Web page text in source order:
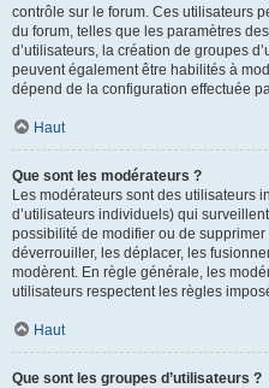
contrôle sur le forum. Ces utilisateurs
du forum, telles que les paramètres
d’utilisateurs, la création de groupes
peuvent également être habilités à
dépend de la configuration effectuée
Haut
Que sont les modérateurs ?
Les modérateurs sont des utilisateurs
d’utilisateurs individuels) qui
possibilité de modifier ou de
déverrouiller, les déplacer, les
modèrent. En règle générale, les
utilisateurs respectent les règles
Haut
Que sont les groupes d’utilisateurs ?